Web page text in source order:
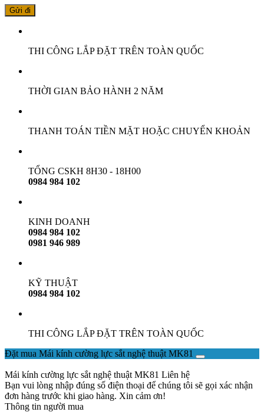
THI CÔNG LẮP ĐẶT TRÊN TOÀN QUỐC
THỜI GIAN BẢO HÀNH 2 NĂM
THANH TOÁN TIỀN MẶT HOẶC CHUYỂN KHOẢN
TỔNG CSKH 8H30 - 18H00
0984 984 102
KINH DOANH
0984 984 102
0981 946 989
KỸ THUẬT
0984 984 102
THI CÔNG LẮP ĐẶT TRÊN TOÀN QUỐC
Đặt mua Mái kính cường lực sắt nghệ thuật MK81
Mái kính cường lực sắt nghệ thuật MK81 Liên hệ
Bạn vui lòng nhập đúng số điện thoại để chúng tôi sẽ gọi xác nhận
đơn hàng trước khi giao hàng. Xin cảm ơn!
Thông tin người mua